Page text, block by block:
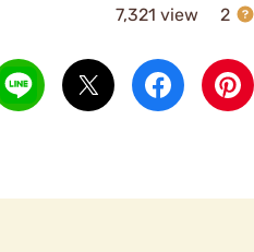
7,321 view
2